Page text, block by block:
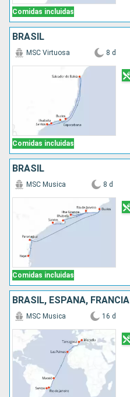
Comidas incluidas
BRASIL
Comidas incluidas
MSC Virtuosa 8 d
BRASIL
Comidas incluidas
MSC Musica 8 d
BRASIL, ESPAÑA, FRANCIA
MSC Musica 16 d